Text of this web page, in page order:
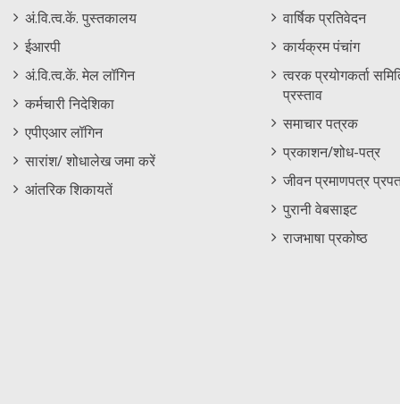
Staff
Footer
Menu
अं.वि.त्व.कें. पुस्तकालय
ईआरपी
अं.वि.त्व.कें. मेल लॉगिन
कर्मचारी निदेशिका
एपीएआर लॉगिन
सारांश/ शोधालेख जमा करें
आंतरिक शिकायतें
Informations
Menu
वार्षिक प्रतिवेदन
कार्यक्रम पंचांग
त्वरक प्रयोगकर्ता
प्रस्ताव
समाचार पत्रक
प्रकाशन/शोध-पत्र
जीवन प्रमाणपत्र
पुरानी वेबसाइट
राजभाषा प्रकोष्ठ